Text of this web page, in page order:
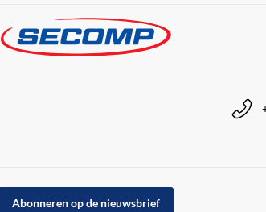
Abonneren op de nieuwsbrief